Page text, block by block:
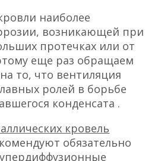
наиболее
возникающей при
протечках или от
еще раз обращаем
то, что вентиляция
ролей в борьбе
конденсата .
кровель
обязательно